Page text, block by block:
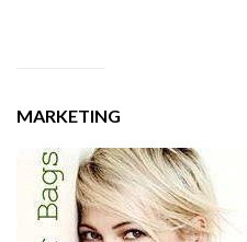
MARKETING